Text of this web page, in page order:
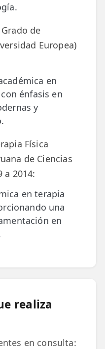
de
Europea)
en
énfasis en
y
Física
de Ciencias
a 2014:
en terapia
una
en
realiza
en consulta: